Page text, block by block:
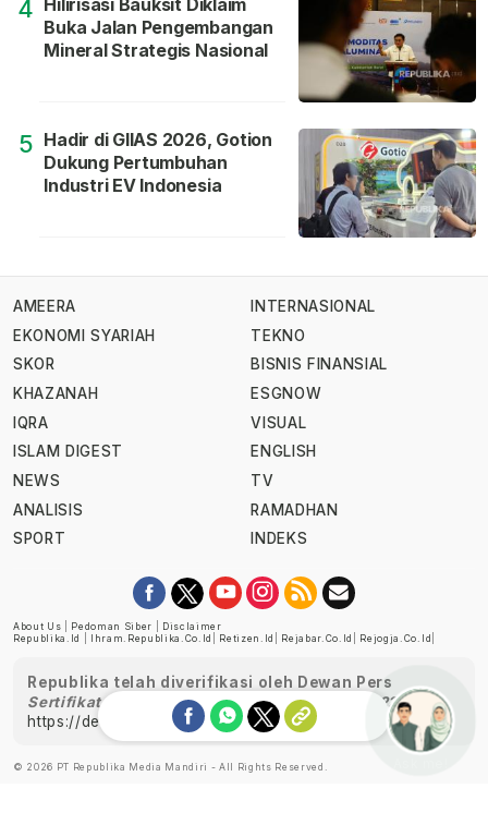
4 Hilirisasi Bauksit Diklaim
Buka Jalan Pengembangan
Mineral Strategis Nasional
5 Hadir di GIIAS 2026, Gotion
Dukung Pertumbuhan
Industri EV Indonesia
AMEERA
EKONOMI SYARIAH
SKOR
KHAZANAH
IQRA
ISLAM DIGEST
NEWS
ANALISIS
SPORT
INTERNASIONAL
TEKNO
BISNIS FINANSIAL
ESGNOW
VISUAL
ENGLISH
TV
RAMADHAN
INDEKS
About Us Pedoman Siber
Disclaimer
Republika.id
Ihram.republika.co.id Retizen.id Rejabar.co.id Rejogja.co.id
Republika telah diverifikasi oleh Dewan Pers
Sertifikat Nomor 1058/DP-Verifikasi/K/XII/2022
https://dewanpers.or.id/data/perusahaanpers
© 2026 PT Republika Media Mandiri - All Rights Reserved.